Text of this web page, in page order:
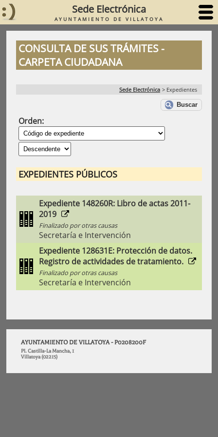
Sede Electrónica
AYUNTAMIENTO DE VILLATOYA
CONSULTA DE SUS TRÁMITES -
CARPETA CIUDADANA
Sede Electrónica > Expedientes
Buscar
Orden:
EXPEDIENTES PÚBLICOS
Expediente 148260R: Libro de actas 2011-
2019
Finalizado por otras causas
Secretaría e Intervención
Expediente 128631E: Protección de datos.
Registro de actividades de tratamiento.
Finalizado por otras causas
Secretaría e Intervención
AYUNTAMIENTO DE VILLATOYA - P0208200F
Pl. Castilla-La Mancha, 1
Villatoya (02215)